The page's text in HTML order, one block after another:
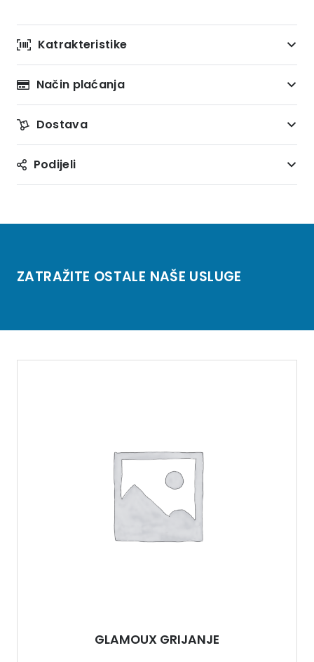
Katrakteristike
Način plaćanja
Dostava
Podijeli
ZATRAŽITE OSTALE NAŠE USLUGE
GLAMOUX GRIJANJE